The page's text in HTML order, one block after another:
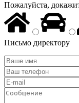
Пожалуйста,
Письмо директору